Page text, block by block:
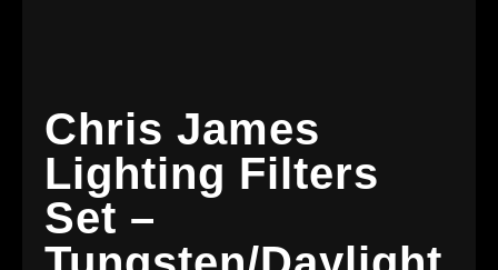
Chris James
Lighting Filters
Set –